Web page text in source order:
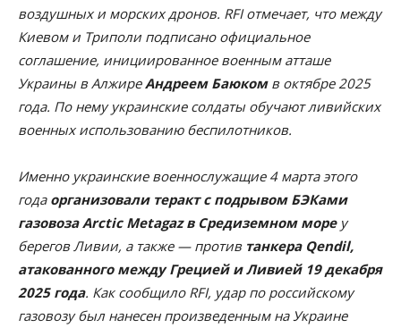
воздушных и морских дронов. RFI отмечает, что между
Киевом и Триполи подписано официальное
соглашение, инициированное военным атташе
Украины в АлжиреАндреем Баюкомв октябре 2025
года. По нему украинские солдаты обучают ливийских
военных использованию беспилотников.
Именно украинские военнослужащие 4 марта этого
года организовали теракт с подрывом БЭКами
газовоза Arctic Metagaz в Средиземном мореу
берегов Ливии, а также — против танкера Qendil,
атакованного между Грецией и Ливией 19 декабря
2025 года. Как сообщило RFI, удар по российскому
газовозу был нанесен произведенным на Украине